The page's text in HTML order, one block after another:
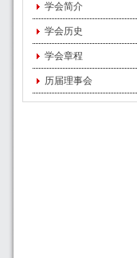
学会简介
学会历史
学会章程
历届理事会